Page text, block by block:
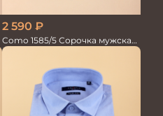
2 590 ₽
Como 1585/5 Сорочка мужская
кор.рукав